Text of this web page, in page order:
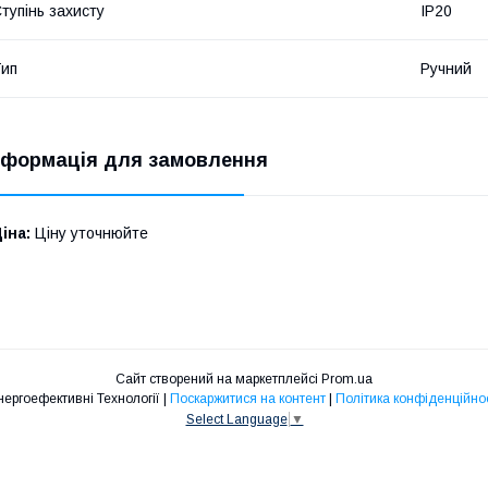
захисту IP20
Ручний
для замовлення
Ціну уточнюйте
Сайт створений на маркетплейсі Prom.ua
Поскаржитися на контент
Політика
Select Language ▼